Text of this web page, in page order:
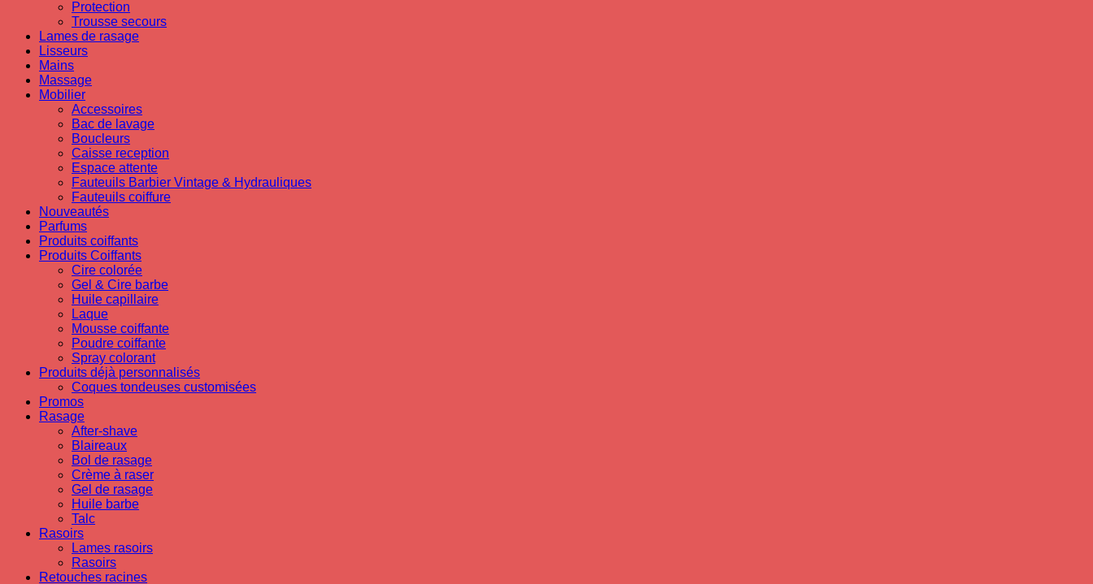
Protection
Trousse secours
Lames de rasage
Lisseurs
Mains
Massage
Mobilier
Accessoires
Bac de lavage
Boucleurs
Caisse reception
Espace attente
Fauteuils Barbier Vintage & Hydrauliques
Fauteuils coiffure
Nouveautés
Parfums
Produits coiffants
Produits Coiffants
Cire colorée
Gel & Cire barbe
Huile capillaire
Laque
Mousse coiffante
Poudre coiffante
Spray colorant
Produits déjà personnalisés
Coques tondeuses customisées
Promos
Rasage
After-shave
Blaireaux
Bol de rasage
Crème à raser
Gel de rasage
Huile barbe
Talc
Rasoirs
Lames rasoirs
Rasoirs
Retouches racines